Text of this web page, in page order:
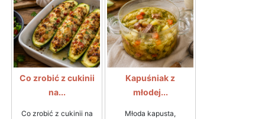
Co zrobić z cukinii
na...
Co zrobić z cukinii na
Kapuśniak z
młodej...
Młoda kapusta,